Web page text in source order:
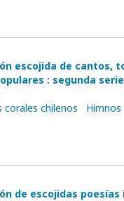
escojida de cantos,
: segunda
corales chilenos Himnos
de escojidas